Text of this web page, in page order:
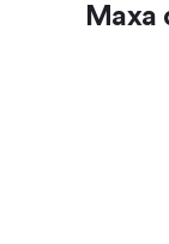
Maxa